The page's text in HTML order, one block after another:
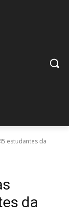
estudantes da
da